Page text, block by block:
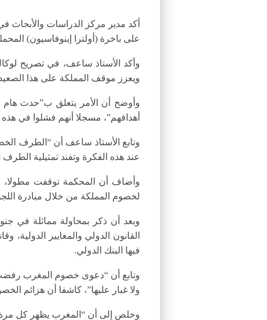
أكد مدير مركز الدراسات والأبحاث
على باخرة (أولترا إينوفاسيون)
وأكد الأستاذ ساعف، في تصريح
ويعزز موقف المملكة على هذا
وأوضح أن الأمر يتعلق ب”حدث هام
أهدافهم”، مسجلا أنهم فشلوا في هذه
وتابع الأستاذ ساعف أن “الطرف
عند هذه الفكرة وتفند تمثيلية
وأضاف أن المحكمة توقفت مطولا،
لخصوم المملكة من خلال مبادرة
القانون الدولي والمعايير الدولية،
فيها البنك الدولي.
وتابع أن “دعوى خصوم المغرب رفضت
ولا غبار عليها”، كاشفا أن هزائم
وخلص إلى أن “المغرب يظهر كل مرة